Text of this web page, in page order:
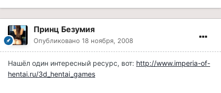
Принц Безумия
Опубликовано 18 ноября, 2008
Нашёл один интересный ресурс, вот: http://www.imperia-of-
hentai.ru/3d_hentai_games